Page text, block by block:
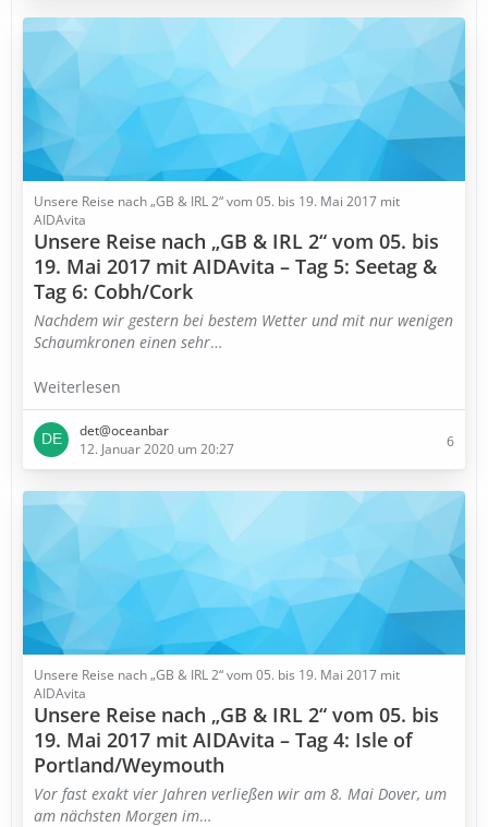
Unsere Reise nach „GB & IRL 2“ vom 05. bis 19. Mai 2017 mit
AIDAvita
Unsere Reise nach „GB & IRL 2“ vom 05. bis
19. Mai 2017 mit AIDAvita – Tag 5: Seetag &
Tag 6: Cobh/Cork
Nachdem wir gestern bei bestem Wetter und mit nur wenigen
Schaumkronen einen sehr…
Weiterlesen
det@oceanbar
12. Januar 2020 um 20:27
6
Unsere Reise nach „GB & IRL 2“ vom 05. bis 19. Mai 2017 mit
AIDAvita
Unsere Reise nach „GB & IRL 2“ vom 05. bis
19. Mai 2017 mit AIDAvita – Tag 4: Isle of
Portland/Weymouth
Vor fast exakt vier Jahren verließen wir am 8. Mai Dover, um
am nächsten Morgen im…